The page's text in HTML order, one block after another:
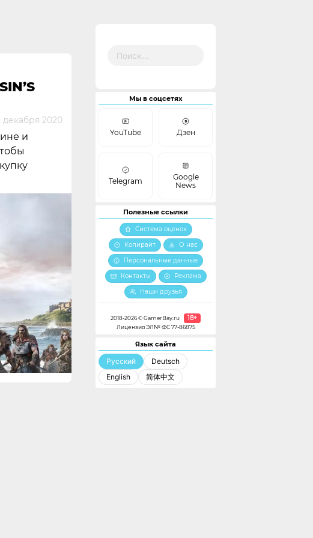
декабря 2020
и
Мы в соцсетях
YouTube Дзен
Telegram
Google
News
Полезные ссылки
Система оценок
Копирайт
О нас
Персональные данные
Контакты
Реклама
Наши друзья
2018-2026 © GamerBay.ru 18+
Лицензия ЭЛ№ ФС 77-86875
Язык сайта
Русский
Deutsch
English
简体中文